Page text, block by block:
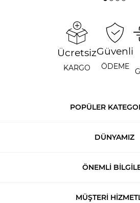
Ücretsiz
KARGO
Güvenli
ÖDEME
POPÜLER
DÜNYAMIZ
ÖNEMLİ
MÜŞTERİ